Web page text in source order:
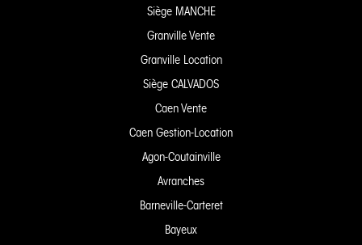
Siège MANCHE
Granville Vente
Granville Location
Siège CALVADOS
Caen Vente
Caen Gestion-Location
Agon-Coutainville
Avranches
Barneville-Carteret
Bayeux